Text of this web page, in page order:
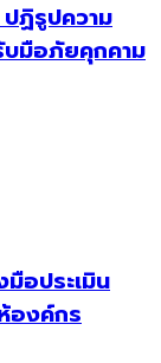
ฏิรูปความ
มือภัยคุกคาม
อประเมิน
องค์กร